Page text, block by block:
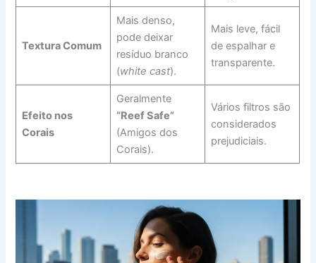
Textura Comum
Mais denso,
pode deixar
resíduo branco
(white cast).
Mais leve, fácil
de espalhar e
transparente.
Efeito nos
Corais
Geralmente
“Reef Safe”
(Amigos dos
Corais).
Vários filtros são
considerados
prejudiciais.